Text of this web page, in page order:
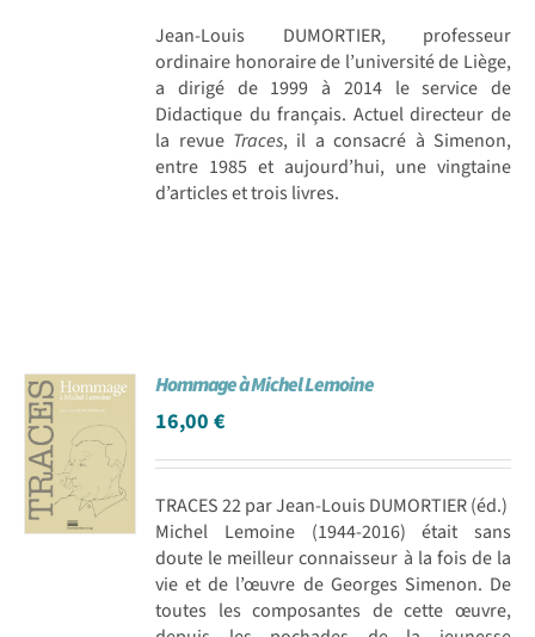
Jean-Louis DUMORTIER, professeur
ordinaire honoraire de l’université de Liège,
a dirigé de 1999 à 2014 le service de
Didactique du français. Actuel directeur de
la revue Traces, il a consacré à Simenon,
entre 1985 et aujourd’hui, une vingtaine
d’articles et trois livres.
Hommage à Michel Lemoine
16,00€
TRACES 22 par Jean-Louis DUMORTIER (éd.)
Michel Lemoine (1944-2016) était sans
doute le meilleur connaisseur à la fois de la
vie et de l’œuvre de Georges Simenon. De
toutes les composantes de cette œuvre,